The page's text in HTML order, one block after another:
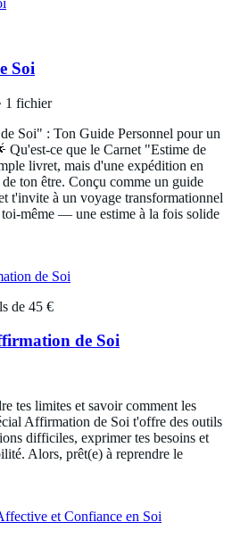
Soi
1 fichier
Soi" : Ton Guide Personnel pour un
Qu'est-ce que le Carnet "Estime de
livret, mais d'une expédition en
ton être. Conçu comme un guide
t'invite à un voyage transformationnel
même — une estime à la fois solide
de 45 €
de Soi
tes limites et savoir comment les
Affirmation de Soi t'offre des outils
difficiles, exprimer tes besoins et
Alors, prêt(e) à reprendre le